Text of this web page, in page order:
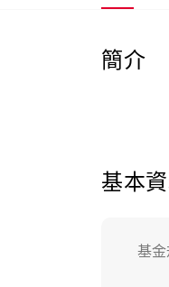
簡介
基本
基金